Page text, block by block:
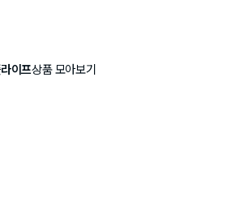
이프상품 모아보기